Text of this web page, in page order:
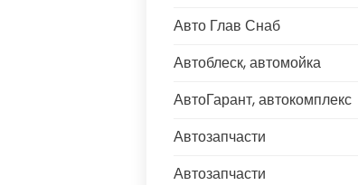
Авто Глав Снаб
Автоблеск, автомойка
АвтоГарант, автокомплекс
Автозапчасти
Автозапчасти